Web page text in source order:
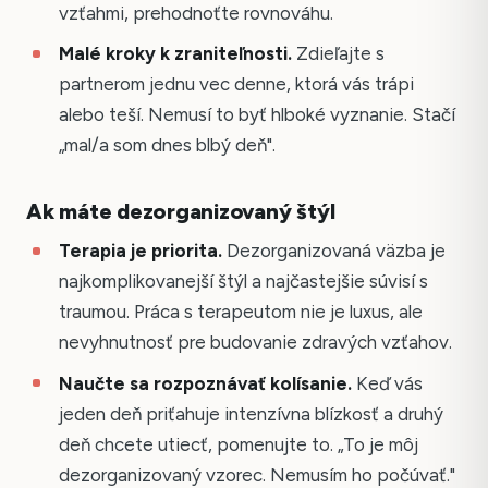
vzťahmi, prehodnoťte rovnováhu.
Malé kroky k zraniteľnosti.Zdieľajte s
partnerom jednu vec denne, ktorá vás trápi
alebo teší. Nemusí to byť hlboké vyznanie. Stačí
„mal/a som dnes blbý deň".
Ak máte dezorganizovaný štýl
Terapia je priorita.Dezorganizovaná väzba je
najkomplikovanejší štýl a najčastejšie súvisí s
traumou. Práca s terapeutom nie je luxus, ale
nevyhnutnosť pre budovanie zdravých vzťahov.
Naučte sa rozpoznávať kolísanie.Keď vás
jeden deň priťahuje intenzívna blízkosť a druhý
deň chcete utiecť, pomenujte to. „To je môj
dezorganizovaný vzorec. Nemusím ho počúvať."